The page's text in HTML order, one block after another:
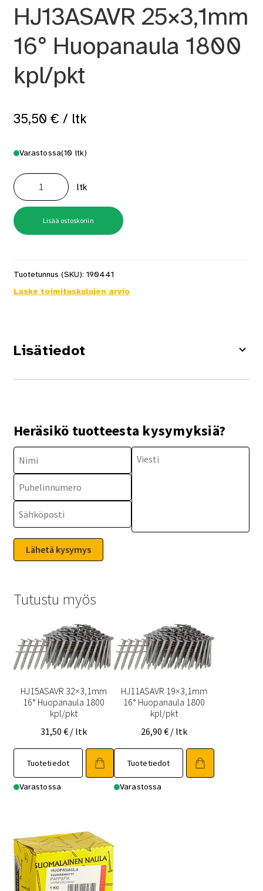
HJ13ASAVR 25×3,1mm
16° Huopanaula 1800
kpl/pkt
35,50 € / ltk
Varastossa(10 ltk)
HJ13ASAVR
25x3,1mm
16°
Huopanaula
1800
kpl/pkt
määrä
ltk
Lisää ostoskoriin
Tuotetunnus (SKU): 190441
Laske toimituskulujen arvio
Lisätiedot
Heräsikö tuotteesta kysymyksiä?
Tutustu myös
HJ15ASAVR 32×3,1mm
16° Huopanaula 1800
kpl/pkt
31,50 € / ltk
Tuotetiedot
Varastossa
HJ11ASAVR 19×3,1mm
16° Huopanaula 1800
kpl/pkt
26,90€ / ltk
Tuotetiedot
Varastossa